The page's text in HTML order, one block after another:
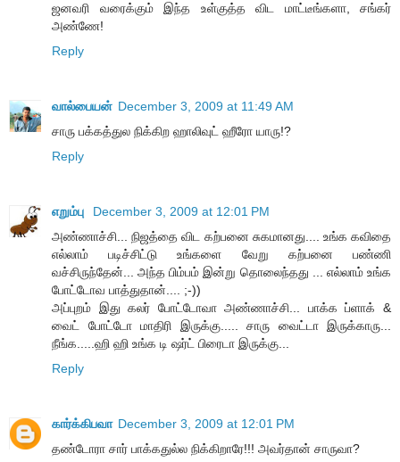
ஜனவரி வரைக்கும் இந்த உள்குத்த விட மாட்டீங்களா, சங்கர்
அண்ணே!
Reply
வால்பையன் December 3, 2009 at 11:49 AM
சாரு பக்கத்துல நிக்கிற ஹாலிவுட் ஹீரோ யாரு!?
Reply
எறும்பு
December 3, 2009 at 12:01 PM
அண்ணாச்சி... நிஜத்தை விட கற்பனை சுகமானது.... உங்க கவிதை
எல்லாம் படிச்சிட்டு உங்களை வேறு கற்பனை பண்ணி
வச்சிருந்தேன்... அந்த பிம்பம் இன்று தொலைந்தது ... எல்லாம் உங்க
போட்டோவ பாத்துதான்.... ;-))
அப்புறம் இது கலர் போட்டோவா அண்ணாச்சி... பாக்க ப்ளாக் &
வைட் போட்டோ மாதிரி இருக்கு..... சாரு வைட்டா இருக்காரு...
நீங்க.....ஹி ஹி உங்க டி ஷர்ட் பிரைடா இருக்கு...
Reply
கார்க்கிபவா December 3, 2009 at 12:01 PM
தண்டோரா சார் பாக்கதுல்ல நிக்கிறாரே!!! அவர்தான் சாருவா?